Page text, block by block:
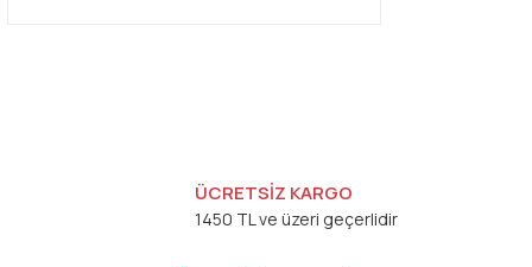
ÜCRETSİZ KARGO
1450 TL ve üzeri geçerlidir